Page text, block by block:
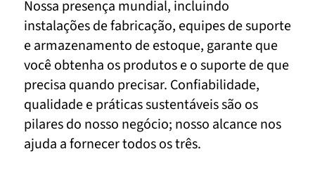
Nossa presença mundial, incluindo
instalações de fabricação, equipes de suporte
e armazenamento de estoque, garante que
você obtenha os produtos e o suporte de que
precisa quando precisar. Confiabilidade,
qualidade e práticas sustentáveis são os
pilares do nosso negócio; nosso alcance nos
ajuda a fornecer todos os três.